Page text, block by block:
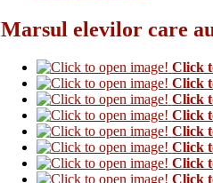
Marsul elevilor care
Click
Click
Click
Click
Click
Click
Click
Click